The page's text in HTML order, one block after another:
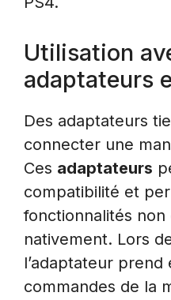
Utilisation
adaptateurs
Des adaptateurs
connecter une
Ces adaptateurs
compatibilité et
fonctionnalités non
nativement. Lors
l’adaptateur prend
commandes de la